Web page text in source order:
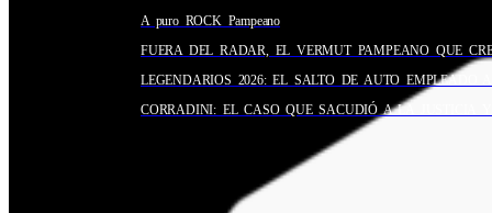
A puro ROCK Pampeano
FUERA DEL RADAR, EL VERMUT PAMPEANO QUE
LEGENDARIOS 2026: EL SALTO DE AUTO EMPLEADO
CORRADINI: EL CASO QUE SACUDIÓ A LA JUSTICIA